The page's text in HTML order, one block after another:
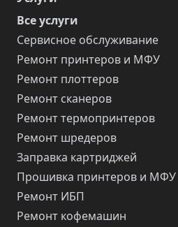
Все услуги
Сервисное обслуживание
Ремонт принтеров и МФУ
Ремонт плоттеров
Ремонт сканеров
Ремонт термопринтеров
Ремонт шредеров
Заправка картриджей
Прошивка принтеров и МФУ
Ремонт ИБП
Ремонт кофемашин